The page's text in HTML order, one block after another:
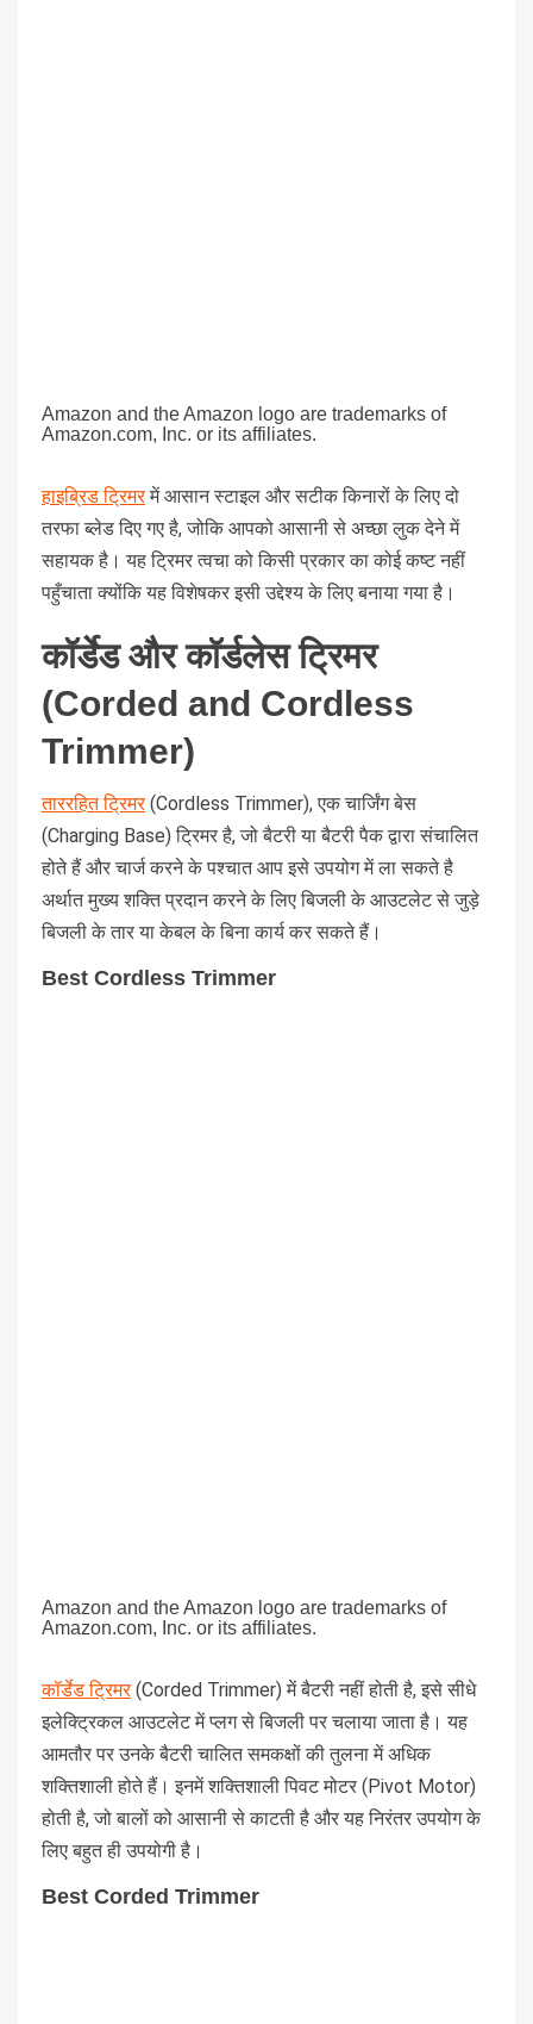
Amazon and the Amazon logo are trademarks of
Amazon.com, Inc. or its affiliates.
हाइब्रिड ट्रिमरमें आसान स्टाइल और सटीक किनारों के लिए दो
तरफा ब्लेड दिए गए है, जोकि आपको आसानी से अच्छा लुक देने में
सहायक है। यह ट्रिमर त्वचा को किसी प्रकार का कोई कष्ट नहीं
पहुँचाता क्योंकि यह विशेषकर इसी उद्देश्य के लिए बनाया गया है।
कॉर्डेड और कॉर्डलेस ट्रिमर
(Corded and Cordless
Trimmer)
ताररहित ट्रिमर(Cordless Trimmer), एक चार्जिंग बेस
(Charging Base) ट्रिमर है, जो बैटरी या बैटरी पैक द्वारा संचालित
होते हैं और चार्ज करने के पश्चात आप इसे उपयोग में ला सकते है
अर्थात मुख्य शक्ति प्रदान करने के लिए बिजली के आउटलेट से जुड़े
बिजली के तार या केबल के बिना कार्य कर सकते हैं।
Best Cordless Trimmer
Amazon and the Amazon logo are trademarks of
Amazon.com, Inc. or its affiliates.
कॉर्डेड ट्रिमर(Corded Trimmer) में बैटरी नहीं होती है, इसे सीधे
इलेक्ट्रिकल आउटलेट में प्लग से बिजली पर चलाया जाता है। यह
आमतौर पर उनके बैटरी चालित समकक्षों की तुलना में अधिक
शक्तिशाली होते हैं। इनमें शक्तिशाली पिवट मोटर (Pivot Motor)
होती है, जो बालों को आसानी से काटती है और यह निरंतर उपयोग के
लिए बहुत ही उपयोगी है।
Best Corded Trimmer